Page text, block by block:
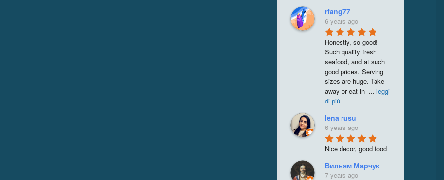
rfang77
6 years ago
Honestly, so good!
Such quality fresh
seafood, and at such
good prices. Serving
sizes are huge. Take
away or eat in -... leggi
di più
lena rusu
6 years ago
Nice decor, good food
Вильям Марчук
7 years ago